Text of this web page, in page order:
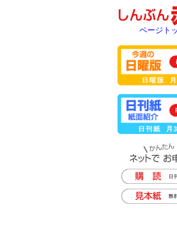
ページト